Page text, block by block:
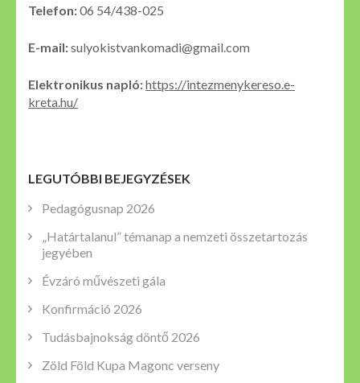
Telefon:06 54/438-025
E-mail:sulyokistvankomadi@gmail.com
Elektronikus napló:https://intezmenykereso.e-
kreta.hu/
LEGUTÓBBI BEJEGYZÉSEK
Pedagógusnap 2026
„Határtalanul” témanap a nemzeti összetartozás
jegyében
Évzáró művészeti gála
Konfirmáció 2026
Tudásbajnokság döntő 2026
Zöld Föld Kupa Magonc verseny